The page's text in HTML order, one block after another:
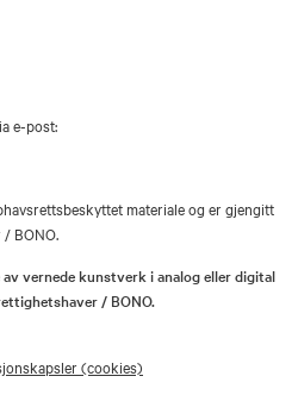
e-post:
materiale og er gjengitt
BONO.
vernede kunstverk i analog eller digital
/ BONO.
(cookies)